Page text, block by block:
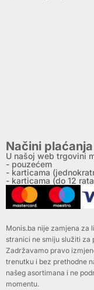
Načini plaćanja
U našoj web trgovini
- pouzećem
- karticama
- karticama (do 12
Monis.ba nije zamjena za
stranici ne smiju služiti za
Zadržavamo pravo
trenutku i bez prethodne
našeg asortimana i ne
momentu.